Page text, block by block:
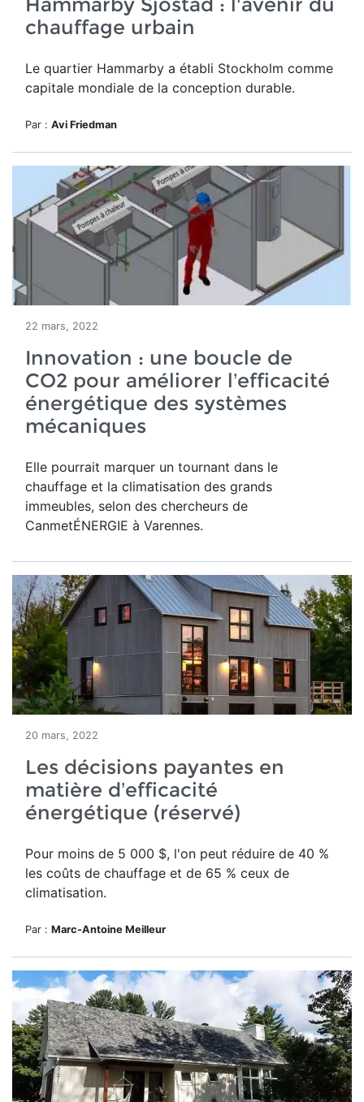
chauffage urbain
Le quartier Hammarby a établi Stockholm comme
capitale mondiale de la conception durable.
Par : Avi Friedman
22 mars, 2022
Innovation : une boucle de
CO2 pour améliorer l’efficacité
énergétique des systèmes
mécaniques
Elle pourrait marquer un tournant dans le
chauffage et la climatisation des grands
immeubles, selon des chercheurs de
CanmetÉNERGIE à Varennes.
20 mars, 2022
Les décisions payantes en
matière d’efficacité
énergétique (réservé)
Pour moins de 5 000 $, l'on peut réduire de 40 %
les coûts de chauffage et de 65 % ceux de
climatisation.
Par : Marc-Antoine Meilleur